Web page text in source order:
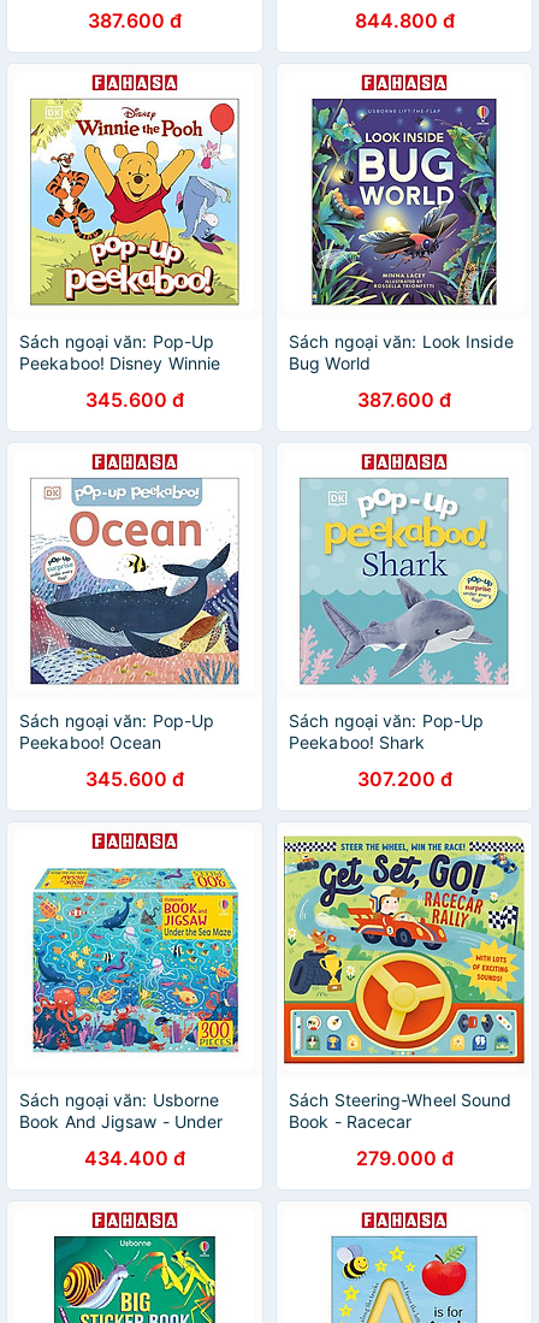
387.600 đ 844.800 đ
Sách ngoại văn: Pop-Up
Peekaboo! Disney Winnie
345.600 đ
Sách ngoại văn: Look Inside
Bug World
387.600 đ
Sách ngoại văn: Pop-Up
Peekaboo! Ocean
345.600 đ
Sách ngoại văn: Pop-Up
Peekaboo! Shark
307.200 đ
Sách ngoại văn: Usborne
Book And Jigsaw - Under
434.400 đ
Sách Steering-Wheel Sound
Book - Racecar
279.000 đ